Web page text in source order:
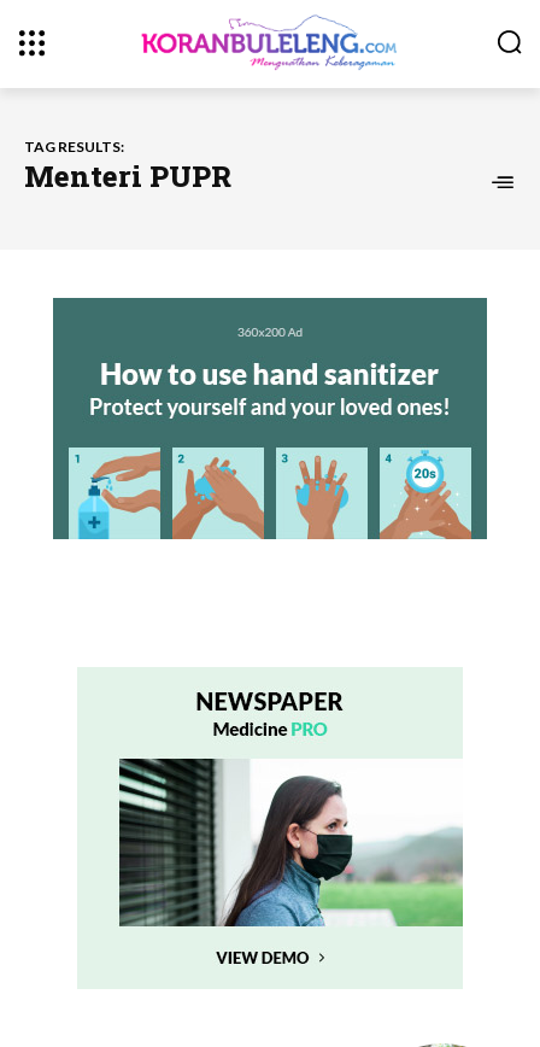
TAG RESULTS:
Menteri PUPR